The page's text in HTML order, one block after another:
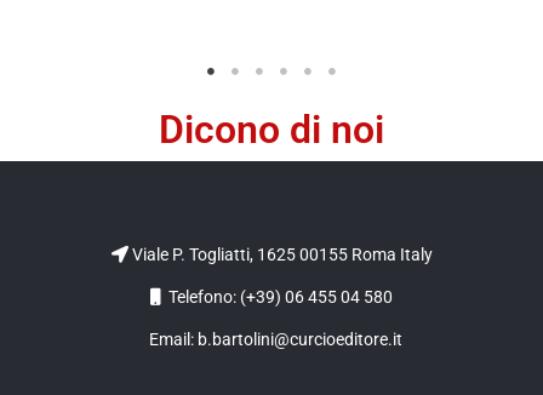
Dicono di noi
Viale P. Togliatti, 1625 00155 Roma Italy
Telefono: (+39) 06 455 04 580
Email: b.bartolini@curcioeditore.it